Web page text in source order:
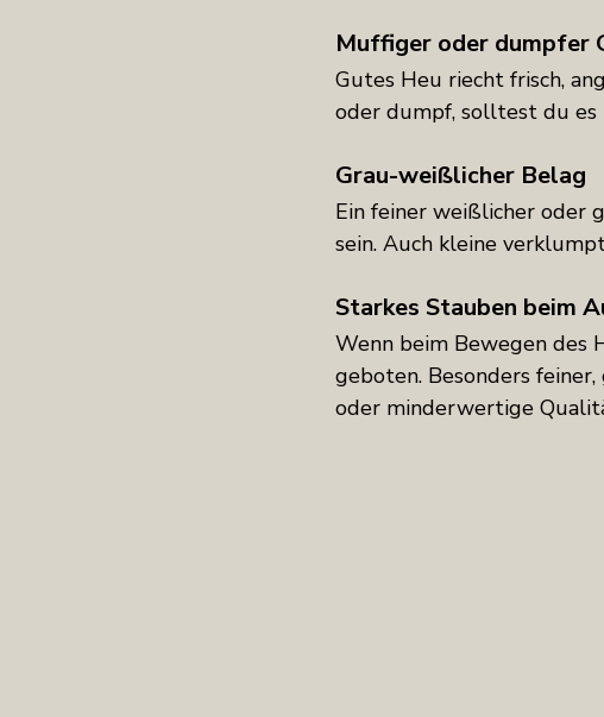
Muffiger oder dumpfer
Gutes Heu riecht frisch,
oder dumpf, solltest du
Grau-weißlicher Belag
Ein feiner weißlicher oder
sein. Auch kleine
Starkes Stauben beim
Wenn beim Bewegen des
geboten. Besonders
oder minderwertige